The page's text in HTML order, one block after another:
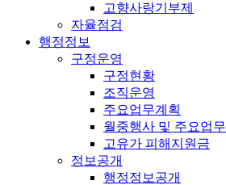
고향사랑기부제
자율점검
행정정보
구정운영
구정현황
조직운영
주요업무계획
월중행사 및 주요업무
고유가 피해지원금
정보공개
행정정보공개